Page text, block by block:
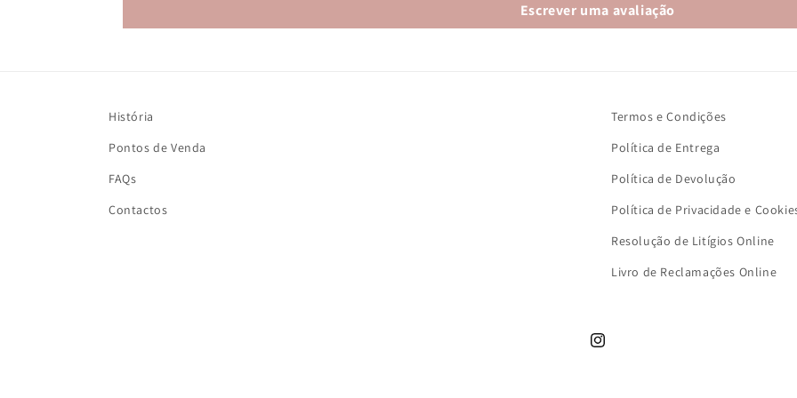
Escrever uma avaliação
História
Pontos de Venda
FAQs
Contactos
Termos e Condições
Política de Entrega
Política de Devolução
Política de Privacidade e
Resolução de Litígios Online
Livro de Reclamações Online
Instagram